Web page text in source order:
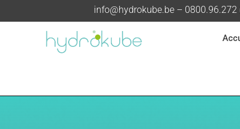
info@hydrokube.be – 0800.96.272